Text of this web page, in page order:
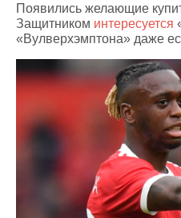
Появились желающие
Защитником интересуется
«Вулверхэмптона» даже